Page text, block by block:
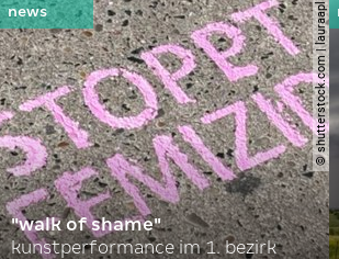
© shutterstock.com | lauraapl
"walk of shame"
kunstperformance im 1. bezirk